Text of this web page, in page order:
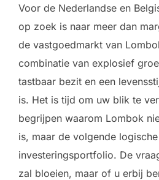
Voor de Nederlandse en
op zoek is naar meer dan
de vastgoedmarkt van
combinatie van explosief
tastbaar bezit en een
is. Het is tijd om uw blik te
begrijpen waarom Lombok
is, maar de volgende
investeringsportfolio. De
zal bloeien, maar of u erbij